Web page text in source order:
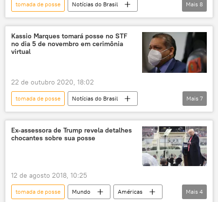
tomada de posse
Notícias do Brasil
Notícias
Kassio Nunes Marques
posse
cerimônia de posse
prisão
2ª instância
segunda instância STF
Mais 8
Kassio Marques tomará posse no STF
no dia 5 de novembro em cerimônia
virtual
22 de outubro 2020, 18:02
tomada de posse
Notícias do Brasil
Notícias
Kassio Nunes Marques
posse
cerimônia de posse
Luiz Fux
STF
Mais 7
Ex-assessora de Trump revela detalhes
chocantes sobre sua posse
12 de agosto 2018, 10:25
tomada de posse Mundo
Américas
Mais 4